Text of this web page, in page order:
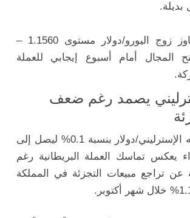
وأضافوا أن تجاوز زوج اليورو/دولار مستوى 1.1560 –
يفتح المجال أمام أسبوع إيجابي للعملة
يصمد رغم ضعف
ارتفع زوج الجنيه الإسترليني/دولار بنسبة 0.1% ليصل إلى
أداء يعكس تماسك العملة البريطانية رغم
عن تراجع مبيعات التجزئة في المملكة